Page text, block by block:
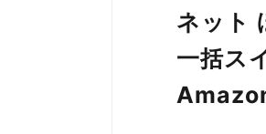
ネット
一括ス